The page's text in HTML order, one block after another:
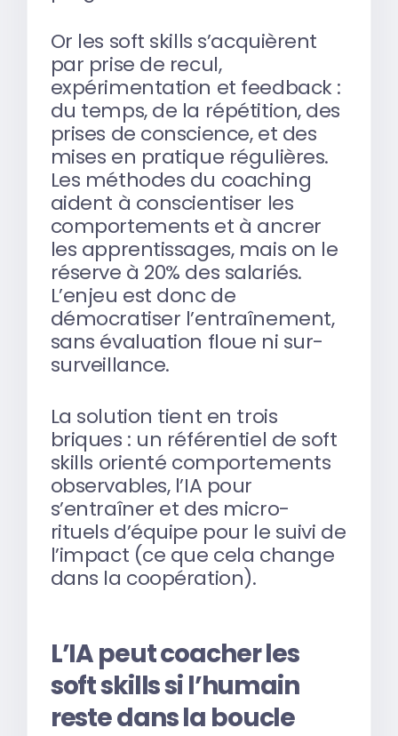
Or les soft skills s’acquièrent
par prise de recul,
expérimentation et feedback :
du temps, de la répétition, des
prises de conscience, et des
mises en pratique régulières.
Les méthodes du coaching
aident à conscientiser les
comportements et à ancrer
les apprentissages, mais on le
réserve à 20% des salariés.
L’enjeu est donc de
démocratiser l’entraînement,
sans évaluation floue ni sur-
surveillance.
La solution tient en trois
briques : un référentiel de soft
skills orienté comportements
observables, l’IA pour
s’entraîner et des micro-
rituels d’équipe pour le suivi de
l’impact (ce que cela change
dans la coopération).
L’IA peut coacher les
soft skills si l’humain
reste dans la boucle